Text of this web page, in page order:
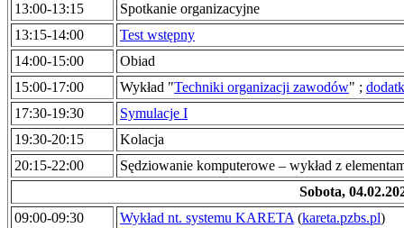
13:00-13:15
Spotkanie organizacyjne
13:15-14:00
Test wstępny
14:00-15:00
Obiad
15:00-17:00
Wykład "Techniki organizacji zawodów" ;
17:30-19:30
Symulacje I
19:30-20:15
Kolacja
20:15-22:00
Sędziowanie komputerowe – wykład z
Sobota,
09:00-09:30
Wykład nt. systemu KARETA (kareta.pzbs.pl)